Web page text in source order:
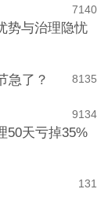
140
7
势与治理隐忧
135
8
急了？
134
9
50天亏掉35%
131